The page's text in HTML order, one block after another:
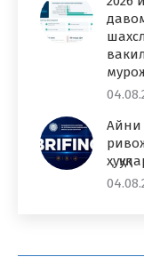
Айни